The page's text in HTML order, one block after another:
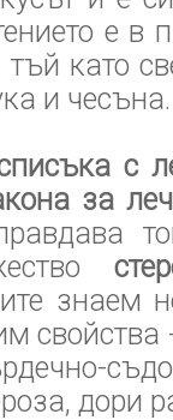
е в
като
и чесъна.
с
за
знаем
свойства
дори